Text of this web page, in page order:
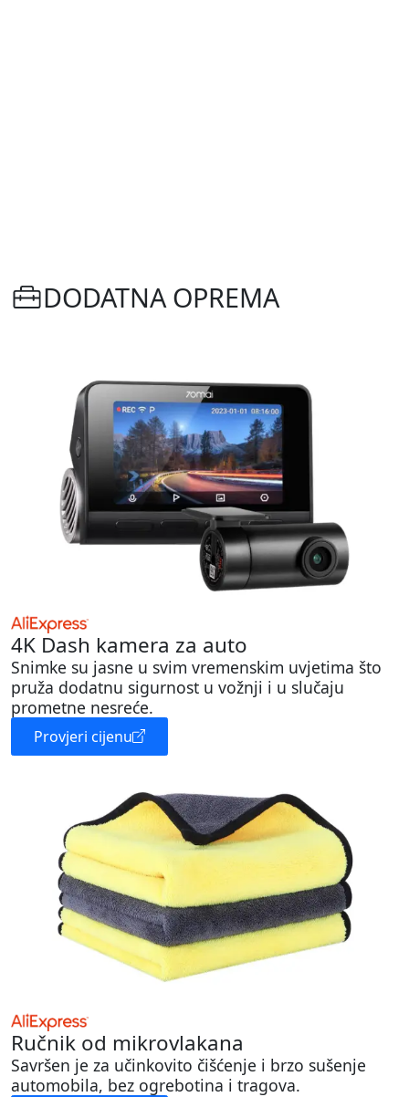
DODATNA OPREMA
4K Dash kamera za auto
Snimke su jasne u svim vremenskim uvjetima što
pruža dodatnu sigurnost u vožnji i u slučaju
prometne nesreće.
Provjeri cijenu
Ručnik od mikrovlakana
Savršen je za učinkovito čišćenje i brzo sušenje
automobila, bez ogrebotina i tragova.